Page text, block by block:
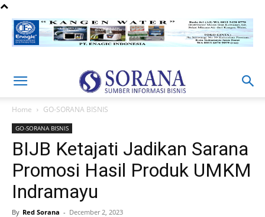
Home GO-SORANA BISNIS
GO-SORANA BISNIS
BIJB Ketajati Jadikan Sarana
Promosi Hasil Produk UMKM
Indramayu
By Red Sorana - December 2, 2023